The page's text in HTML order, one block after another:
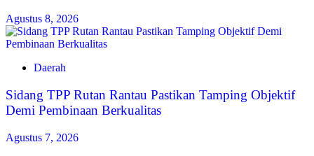
Agustus 8, 2026
Daerah
Sidang TPP Rutan Rantau Pastikan Tamping Objektif
Demi Pembinaan Berkualitas
Agustus 7, 2026